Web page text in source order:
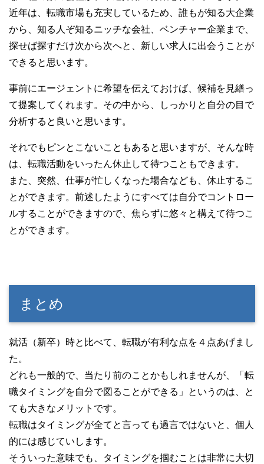
近年は、転職市場も充実しているため、誰もが知る大企業
から、知る人ぞ知るニッチな会社、ベンチャー企業まで、
探せば探すだけ次から次へと、新しい求人に出会うことが
できると思います。
事前にエージェントに希望を伝えておけば、候補を見繕っ
て提案してくれます。その中から、しっかりと自分の目で
分析すると良いと思います。
それでもピンとこないこともあると思いますが、そんな時
は、転職活動をいったん休止して待つこともできます。
また、突然、仕事が忙しくなった場合なども、休止するこ
とができます。前述したようにすべては自分でコントロー
ルすることができますので、焦らずに悠々と構えて待つこ
とができます。
まとめ
就活（新卒）時と比べて、転職が有利な点を４点あげまし
た。
どれも一般的で、当たり前のことかもしれませんが、「転
職タイミングを自分で図ることができる」というのは、と
ても大きなメリットです。
転職はタイミングが全てと言っても過言ではないと、個人
的には感じていします。
そういった意味でも、タイミングを掴むことは非常に大切